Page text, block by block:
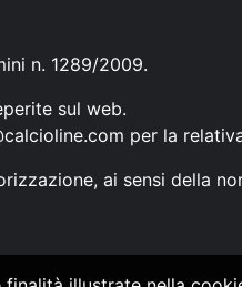
n. 1289/2009.
sul web.
per la
ai sensi della